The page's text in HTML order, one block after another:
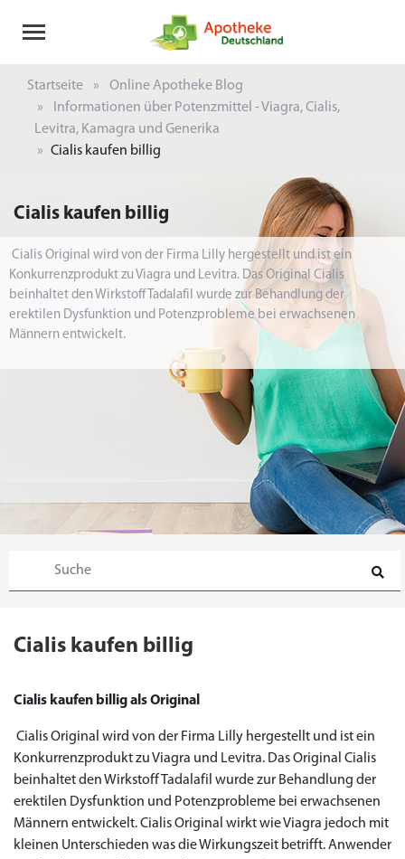
Startseite
Online Apotheke Blog
Informationen über Potenzmittel - Viagra, Cialis,
Levitra, Kamagra und Generika
Cialis kaufen billig
Cialis kaufen billig
Cialis Original wird von der Firma Lilly hergestellt und ist ein
Konkurrenzprodukt zu Viagra und Levitra. Das Original Cialis
beinhaltet den Wirkstoff Tadalafil wurde zur Behandlung der
erektilen Dysfunktion und Potenzprobleme bei erwachsenen
Männern entwickelt.
Cialis kaufen billig
Cialis kaufen billig als Original
Cialis Original wird von der Firma Lilly hergestellt und ist ein
Konkurrenzprodukt zu Viagra und Levitra. Das Original Cialis
beinhaltet den Wirkstoff Tadalafil wurde zur Behandlung der
erektilen Dysfunktion und Potenzprobleme bei erwachsenen
Männern entwickelt. Cialis Original wirkt wie Viagra jedoch mit
kleinen Unterschieden was die Wirkungszeit betrifft. Anwender